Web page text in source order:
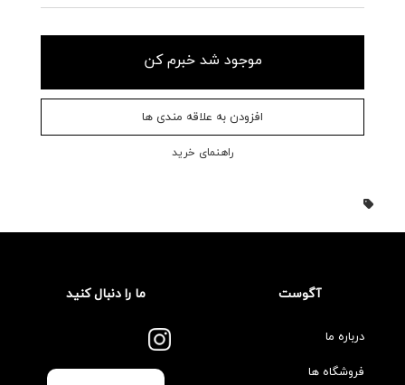
موجود شد خبرم کن
افزودن به علاقه مندی ها
راهنمای خرید
آگوست
درباره ما
فروشگاه ها
ما را دنبال کنید